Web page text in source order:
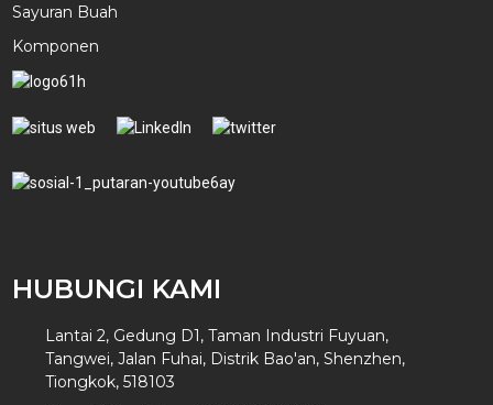
Sayuran Buah
Komponen
HUBUNGI KAMI
Lantai 2, Gedung D1, Taman Industri Fuyuan,
Tangwei, Jalan Fuhai, Distrik Bao'an, Shenzhen,
Tiongkok, 518103